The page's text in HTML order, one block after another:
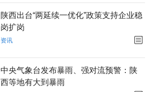
陕西出台“两延续一优化”政策支持企业稳
岗扩岗
资讯
中央气象台发布暴雨、强对流预警：陕
西等地有大到暴雨